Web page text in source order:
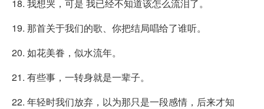
18. 我想哭，可是 我已经不知道该怎么流泪了。
19. 那首关于我们的歌、你把结局唱给了谁听。
20. 如花美眷，似水流年。
21. 有些事，一转身就是一辈子。
22. 年轻时我们放弃，以为那只是一段感情，后来才知